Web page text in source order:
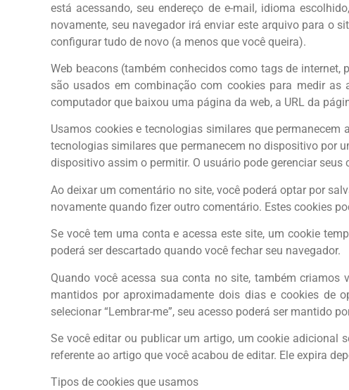
está acessando, seu endereço de e-mail, idioma
novamente, seu navegador irá enviar este arquivo para o
configurar tudo de novo (a menos que você queira).
Web beacons (também conhecidos como tags de
são usados em combinação com cookies para medir
computador que baixou uma página da web, a URL da
Usamos cookies e tecnologias similares que
tecnologias similares que permanecem no dispositivo por
dispositivo assim o permitir. O usuário pode gerenciar
Ao deixar um comentário no site, você poderá optar por
novamente quando fizer outro comentário. Estes cookies
Se você tem uma conta e acessa este site, um cookie
poderá ser descartado quando você fechar seu navegador.
Quando você acessa sua conta no site, também
mantidos por aproximadamente dois dias e cookies de
selecionar “Lembrar-me”, seu acesso poderá ser mantido
Se você editar ou publicar um artigo, um cookie adicional
referente ao artigo que você acabou de editar. Ele expira
Tipos de cookies que usamos